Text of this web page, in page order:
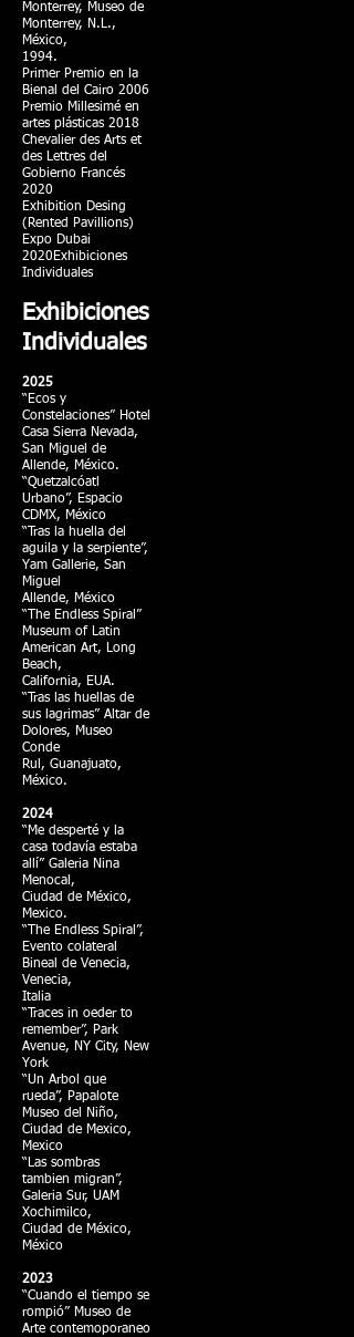
Monterrey, Museo de
Monterrey, N.L.,
México,
1994.
Primer Premio en la
Bienal del Cairo 2006
Premio Millesimé en
artes plásticas 2018
Chevalier des Arts et
des Lettres del
Gobierno Francés
2020
Exhibition Desing
(Rented Pavillions)
Expo Dubai
2020Exhibiciones
Individuales
Exhibiciones
Individuales
2025
“Ecos y
Constelaciones” Hotel
Casa Sierra Nevada,
San Miguel de
Allende, México.
“Quetzalcóatl
Urbano”, Espacio
CDMX, México
“Tras la huella del
aguila y la serpiente”,
Yam Gallerie, San
Miguel
Allende, México
“The Endless Spiral”
Museum of Latin
American Art, Long
Beach,
California, EUA.
“Tras las huellas de
sus lagrimas” Altar de
Dolores, Museo
Conde
Rul, Guanajuato,
México.
2024
“Me desperté y la
casa todavía estaba
allí” Galeria Nina
Menocal,
Ciudad de México,
Mexico.
“The Endless Spiral”,
Evento colateral
Bineal de Venecia,
Venecia,
Italia
“Traces in oeder to
remember”, Park
Avenue, NY City, New
York
“Un Arbol que
rueda”, Papalote
Museo del Niño,
Ciudad de Mexico,
Mexico
“Las sombras
tambien migran”,
Galeria Sur, UAM
Xochimilco,
Ciudad de México,
México
2023
“Cuando el tiempo se
rompió” Museo de
Arte contemoporaneo